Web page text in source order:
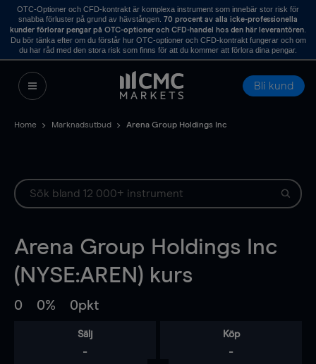
OTC-Optioner och CFD-kontrakt är komplexa instrument som innebär stor risk för
snabba förluster på grund av hävstången. 70 procent av alla icke-professionella
kunder förlorar pengar på OTC-optioner och CFD-handel hos den här leverantören.
Du bör tänka efter om du förstår hur OTC-optioner och CFD-kontrakt fungerar och om
du har råd med den stora risk som finns för att du kommer att förlora dina pengar.
Bli kund
Home Marknadsutbud Arena Group Holdings Inc
Arena Group Holdings Inc
(NYSE:AREN) kurs
0 0% 0pkt
Sälj
-
Köp
-